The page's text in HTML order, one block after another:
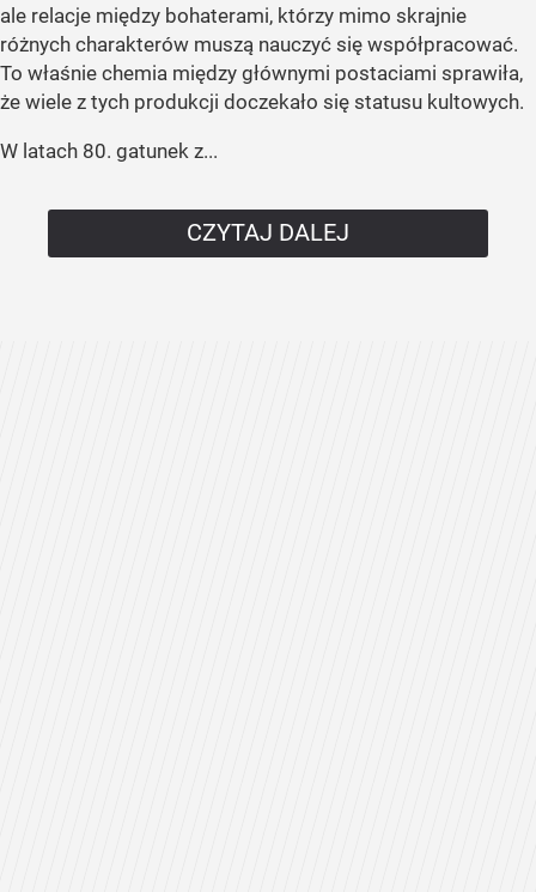
ale relacje między bohaterami, którzy mimo skrajnie
różnych charakterów muszą nauczyć się współpracować.
To właśnie chemia między głównymi postaciami sprawiła,
że wiele z tych produkcji doczekało się statusu kultowych.
W latach 80. gatunek z...
CZYTAJ DALEJ